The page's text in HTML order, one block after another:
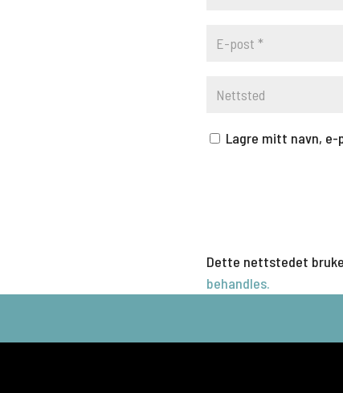
Lagre mitt navn,
Dette nettstedet
behandles.